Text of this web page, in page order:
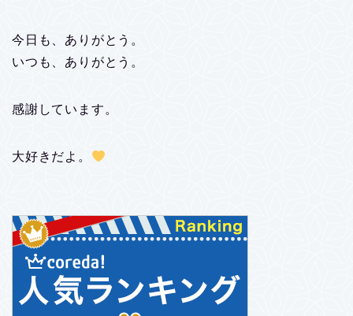
今日も、ありがとう。
いつも、ありがとう。
感謝しています。
大好きだよ。